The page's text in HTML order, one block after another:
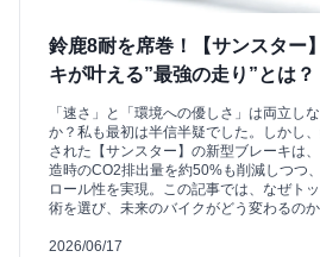
鈴鹿8耐を席巻！【サンスター
キが叶える”最強の走り”とは？
「速さ」と「環境への優しさ」は両立し
か？私も最初は半信半疑でした。しかし
された【サンスター】の新型ブレーキは
造時のCO2排出量を約50%も削減しつつ
ロール性を実現。この記事では、なぜト
術を選び、未来のバイクがどう変わるのか
2026/06/17